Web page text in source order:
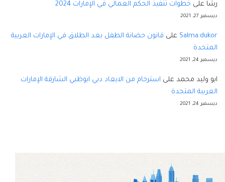
رشا على خطوات تنفيذ الحكم العمالي في الإمارات 2024
ديسمبر 27, 2021
Salma.dukor على قانون حضانة الطفل بعد الطلاق في الإمارات العربية
المتحدة
ديسمبر 24, 2021
ابو وليد محمد على استرحام من الابعاد دبي ابوظبي الشارقة الإمارات
العربية المتحدة
ديسمبر 24, 2021